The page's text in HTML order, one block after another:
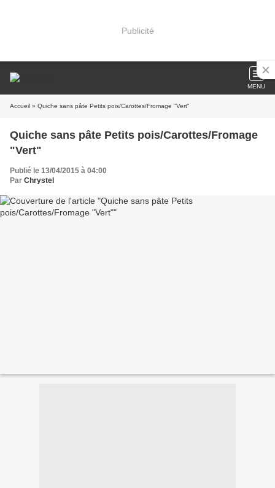
Publicité
MENU
Accueil » Quiche sans pâte Petits pois/Carottes/Fromage "Vert"
Quiche sans pâte Petits pois/Carottes/Fromage
"Vert"
Publié le 13/04/2015 à 04:00
Par Chrystel